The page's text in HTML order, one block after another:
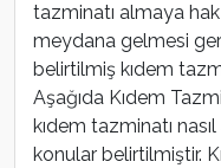
tazminatı almaya
meydana gelmesi
belirtilmiş kıdem
Aşağıda Kıdem
kıdem tazminatı
konular belirtilmiştir.